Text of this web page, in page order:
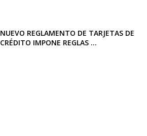
NUEVO REGLAMENTO DE TARJETAS DE
CRÉDITO IMPONE REGLAS ...